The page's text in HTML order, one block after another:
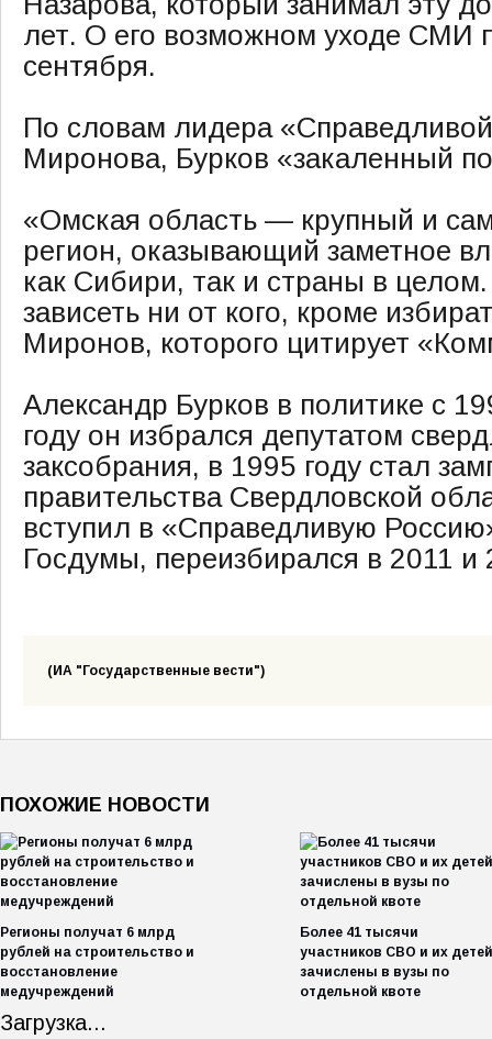
лет. О его возможном уходе СМИ
сентября.
По словам лидера
Миронова, Бурков «закаленный
«Омская область — крупный и
регион, оказывающий заметное
как Сибири, так и страны в
зависеть ни от кого, кроме
Миронов, которого цитирует
Александр Бурков в политике с
году он избрался депутатом
заксобрания, в 1995 году стал
правительства Свердловской
вступил в «Справедливую
Госдумы, переизбирался в 2011 и
(ИА "Государственные вести")
ПОХОЖИЕ НОВОСТИ
Регионы получат 6 млрд
рублей на строительство и
восстановление
медучреждений
Более 41 тысячи
участников СВО и их детей
зачислены в вузы по
отдельной квоте
Загрузка...